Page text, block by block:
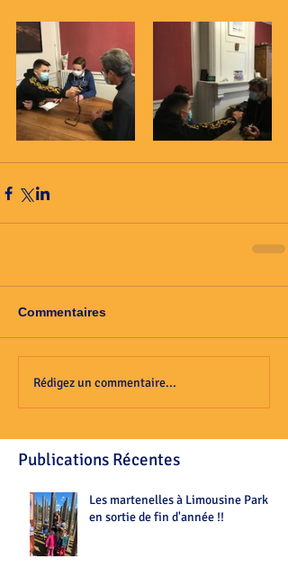
Commentaires
Rédigez un commentaire...
Publications Récentes
Les martenelles à Limousine Park
en sortie de fin d'année !!